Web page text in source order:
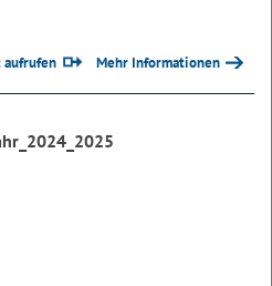
aufrufen Mehr Informationen